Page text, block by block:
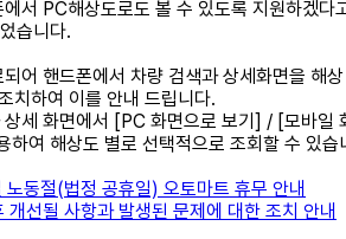
서 PC해상도로도 볼 수 있도록 지원하겠다
습니다.
어 핸드폰에서 차량 검색과 상세화면을 해상
치하여 이를 안내 드립니다.
상세 화면에서 [PC 화면으로 보기] / [모바일
하여 해상도 별로 선택적으로 조회할 수 있습
동절(법정 공휴일) 오토마트 휴무 안내
개선될 사항과 발생된 문제에 대한 조치 안내